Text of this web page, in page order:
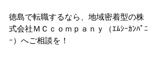
徳島で転職するなら、地域密着型の株
式会社ＭＣｃｏｍｐａｎｙ（ｴﾑｼｰｶﾝﾊﾟﾆ
ｰ）へご相談を！